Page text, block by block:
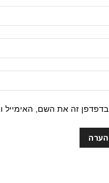
זה את השם, האימייל